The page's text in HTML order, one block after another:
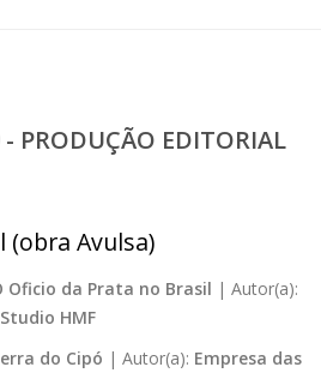
PRODUÇÃO EDITORIAL
(obra Avulsa)
Oficio da Prata no Brasil | Autor(a):
Studio HMF
do Cipó | Autor(a): Empresa das